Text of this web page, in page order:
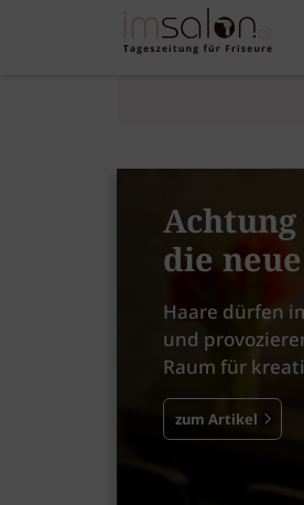
die
Haare dürfen
und
Raum für
zum Artikel